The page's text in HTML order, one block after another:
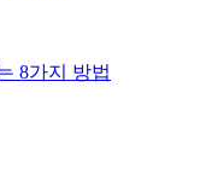
8가지 방법